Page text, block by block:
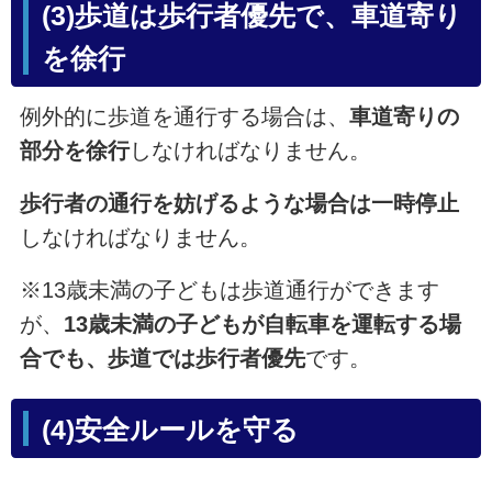
(3)歩道は歩行者優先で、車道寄り
を徐行
例外的に歩道を通行する場合は、 車道寄りの
部分を徐行しなければなりません。
歩行者の通行を妨げるような場合は一時停止
しなければなりません。
※13歳未満の子どもは歩道通行ができます
が、 13歳未満の子どもが自転車を運転する場
合でも、歩道では歩行者優先です。
(4)安全ルールを守る